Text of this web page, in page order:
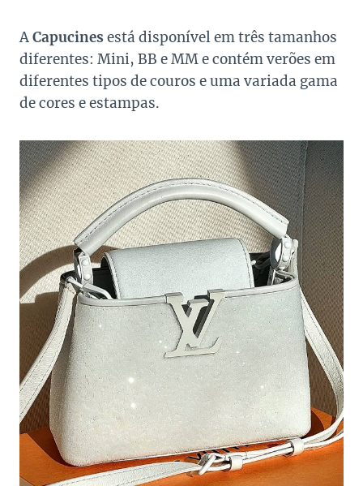
ACapucines está disponível em três tamanhos
diferentes: Mini, BB e MM e contém verões em
diferentes tipos de couros e uma variada gama
de cores e estampas.